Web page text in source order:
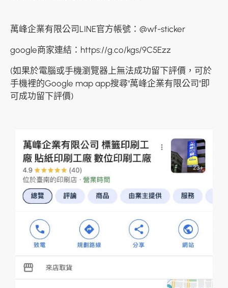
萬峰企業有限公司LINE官方帳號： @wf-sticker
google商家連結： https://g.co/kgs/9C5Ezz
(如果於電腦或手機瀏覽器上無法成功留下評價，可於
手機裡的Google map app搜尋"萬峰企業有限公司"即
可成功留下評價)